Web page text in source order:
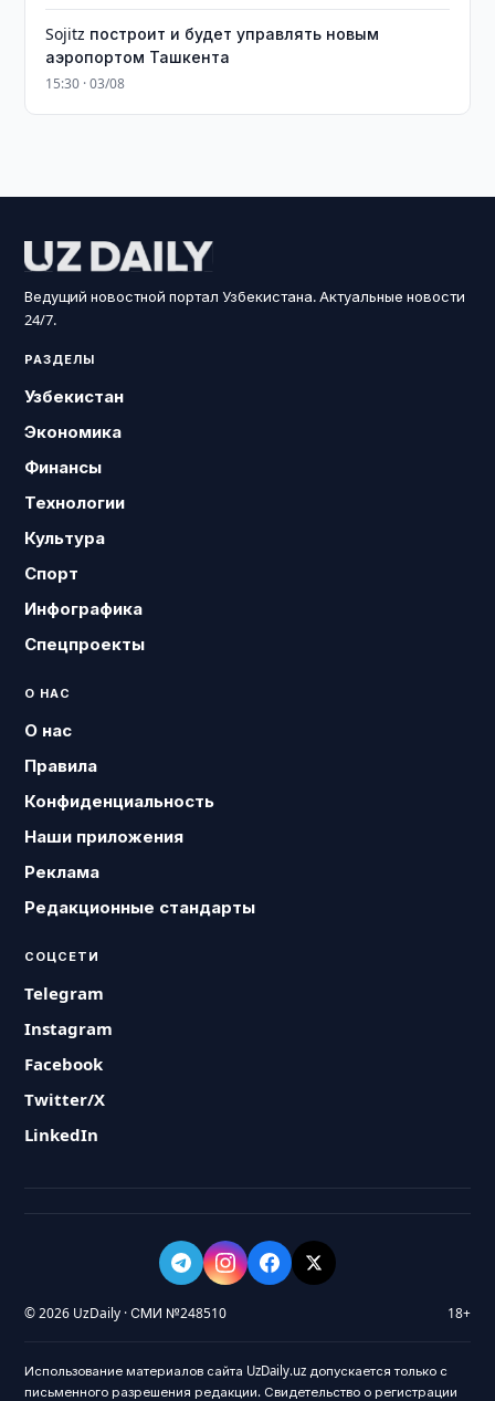
Sojitz построит и будет управлять новым
аэропортом Ташкента
15:30 · 03/08
Ведущий новостной портал Узбекистана. Актуальные новости
24/7.
РАЗДЕЛЫ
Узбекистан
Экономика
Финансы
Технологии
Культура
Спорт
Инфографика
Спецпроекты
О НАС
О нас
Правила
Конфиденциальность
Наши приложения
Реклама
Редакционные стандарты
СОЦСЕТИ
Telegram
Instagram
Facebook
Twitter/X
LinkedIn
© 2026 UzDaily · СМИ №248510 18+
Использование материалов сайта UzDaily.uz допускается только с
письменного разрешения редакции. Свидетельство о регистрации